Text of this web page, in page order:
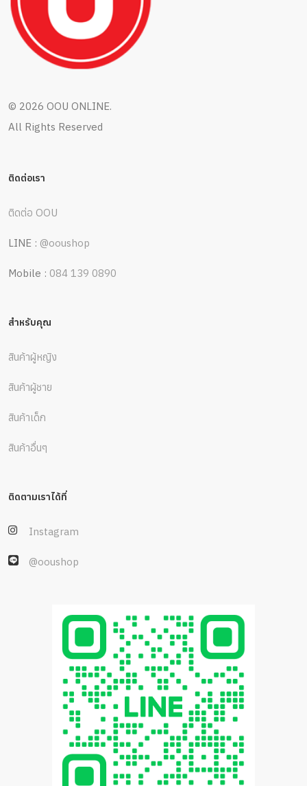
© 2026 OOU ONLINE.
All Rights Reserved
ติดต่อเรา
ติดต่อ OOU
LINE : @ooushop
Mobile : 084 139 0890
สำหรับคุณ
สินค้าผู้หญิง
สินค้าผู้ชาย
สินค้าเด็ก
สินค้าอื่นๆ
ติดตามเราได้ที่
Instagram
@ooushop